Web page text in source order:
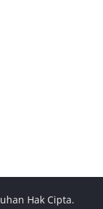
Hak Cipta.